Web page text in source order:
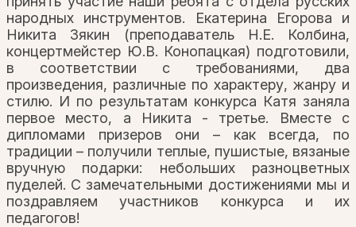
народных инструментов. Екатерина Егорова и
Никита Зякин (преподаватель Н.Е. Колбина,
концертмейстер Ю.В. Конопацкая) подготовили,
в соответствии с требованиями, два
произведения, различные по характеру, жанру и
стилю. И по результатам конкурса Катя заняла
первое место, а Никита - третье. Вместе с
дипломами призеров они – как всегда, по
традиции – получили теплые, пушистые, вязаные
вручную подарки: небольших разноцветных
пуделей. С замечательными достижениями мы и
поздравляем участников конкурса и их
педагогов!